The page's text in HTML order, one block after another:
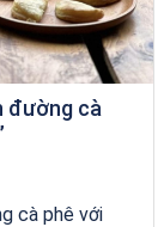
đường cà
cà phê với